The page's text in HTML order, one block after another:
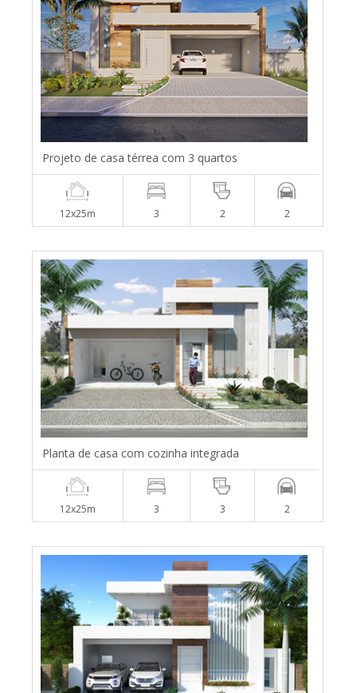
Projeto de casa térrea com 3 quartos
12x25m 3 2 2
Planta de casa com cozinha integrada
12x25m 3 3 2